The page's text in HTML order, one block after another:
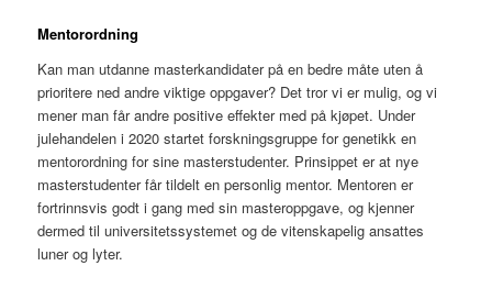
Mentorordning
Kan man utdanne masterkandidater på en bedre måte uten å
prioritere ned andre viktige oppgaver? Det tror vi er mulig, og vi
mener man får andre positive effekter med på kjøpet. Under
julehandelen i 2020 startet forskningsgruppe for genetikk en
mentorordning for sine masterstudenter. Prinsippet er at nye
masterstudenter får tildelt en personlig mentor. Mentoren er
fortrinnsvis godt i gang med sin masteroppgave, og kjenner
dermed til universitetssystemet og de vitenskapelig ansattes
luner og lyter.